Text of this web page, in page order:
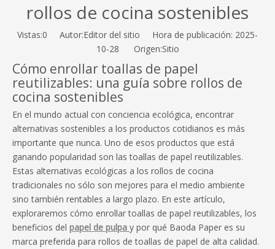
rollos de cocina sostenibles
Vistas:0 Autor:Editor del sitio Hora de publicación: 2025-
10-28 Origen:Sitio
Cómo enrollar toallas de papel
reutilizables: una guía sobre rollos de
cocina sostenibles
En el mundo actual con conciencia ecológica, encontrar
alternativas sostenibles a los productos cotidianos es más
importante que nunca. Uno de esos productos que está
ganando popularidad son las toallas de papel reutilizables.
Estas alternativas ecológicas a los rollos de cocina
tradicionales no sólo son mejores para el medio ambiente
sino también rentables a largo plazo. En este artículo,
exploraremos cómo enrollar toallas de papel reutilizables, los
beneficios del papel de pulpa y por qué Baoda Paper es su
marca preferida para rollos de toallas de papel de alta calidad.